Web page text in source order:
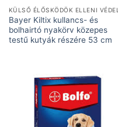
Bayer Kiltix kullancs- és
bolhairtó nyakörv közepes
testű kutyák részére 53 cm